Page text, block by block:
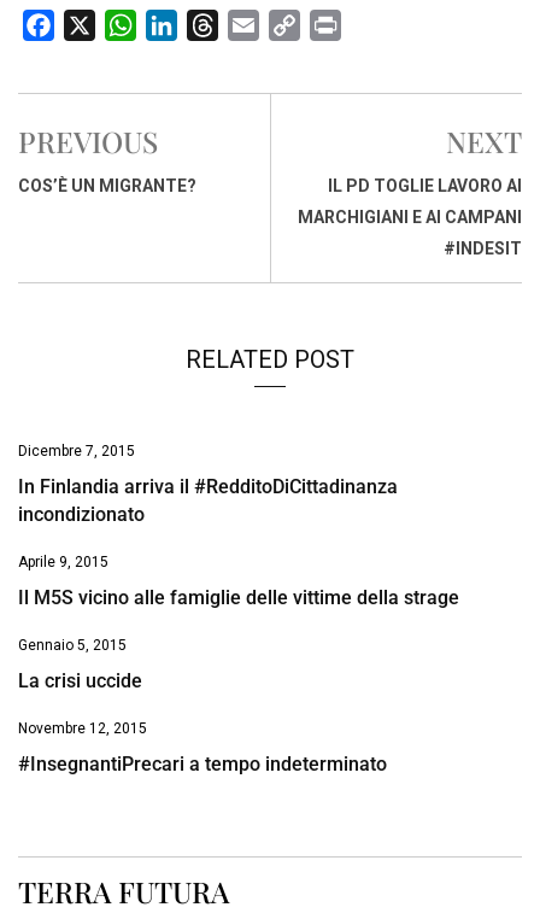
c
b
o
W
a
s
A
n
d
r
a
p
n
i
PREVIOUS
COS’È UN MIGRANTE?
NEXT
IL PD TOGLIE LAVORO AI
MARCHIGIANI E AI CAMPANI
#INDESIT
RELATED POST
Dicembre 7, 2015
In Finlandia arriva il #RedditoDiCittadinanza
incondizionato
Aprile 9, 2015
Il M5S vicino alle famiglie delle vittime della strage
Gennaio 5, 2015
La crisi uccide
Novembre 12, 2015
#InsegnantiPrecari a tempo indeterminato
TERRA FUTURA